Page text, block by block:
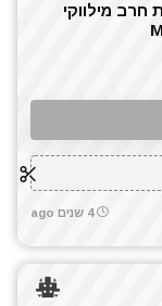
חרב מילווקי
4 שנים ago